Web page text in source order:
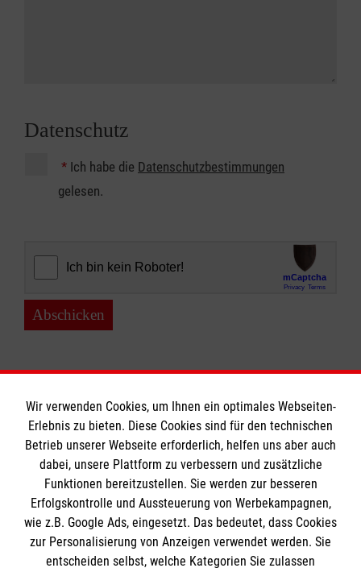
Datenschutz
* Ich habe die Datenschutzbestimmungen
gelesen.
Abschicken
Informationen
A-Z
Presse
Impressum
Die Malteser
Wir verwenden Cookies, um Ihnen ein optimales Webseiten-
Erlebnis zu bieten. Diese Cookies sind für den technischen
Betrieb unserer Webseite erforderlich, helfen uns aber auch
dabei, unsere Plattform zu verbessern und zusätzliche
Funktionen bereitzustellen. Sie werden zur besseren
Erfolgskontrolle und Aussteuerung von Werbekampagnen,
wie z.B. Google Ads, eingesetzt. Das bedeutet, dass Cookies
zur Personalisierung von Anzeigen verwendet werden. Sie
entscheiden selbst, welche Kategorien Sie zulassen